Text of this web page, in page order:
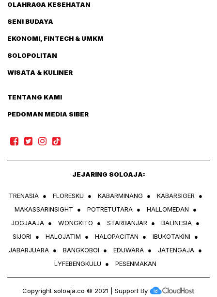
OLAHRAGA KESEHATAN
SENI BUDAYA
EKONOMI, FINTECH & UMKM
SOLOPOLITAN
WISATA & KULINER
TENTANG KAMI
PEDOMAN MEDIA SIBER
JEJARING SOLOAJA:
TRENASIA ● FLORESKU ● KABARMINANG ● KABARSIGER
●
MAKASSARINSIGHT
● POTRETUTARA ● HALLOMEDAN
●
JOGJAAJA ● WONGKITO ● STARBANJAR ● BALINESIA ●
SIJORI
● HALOJATIM ● HALOPACITAN ● IBUKOTAKINI
●
JABARJUARA ● BANGKOBOI ● EDUWARA ● JATENGAJA ●
LYFEBENGKULU
● PESENMAKAN
Copyright soloaja.co © 2021 | Support By